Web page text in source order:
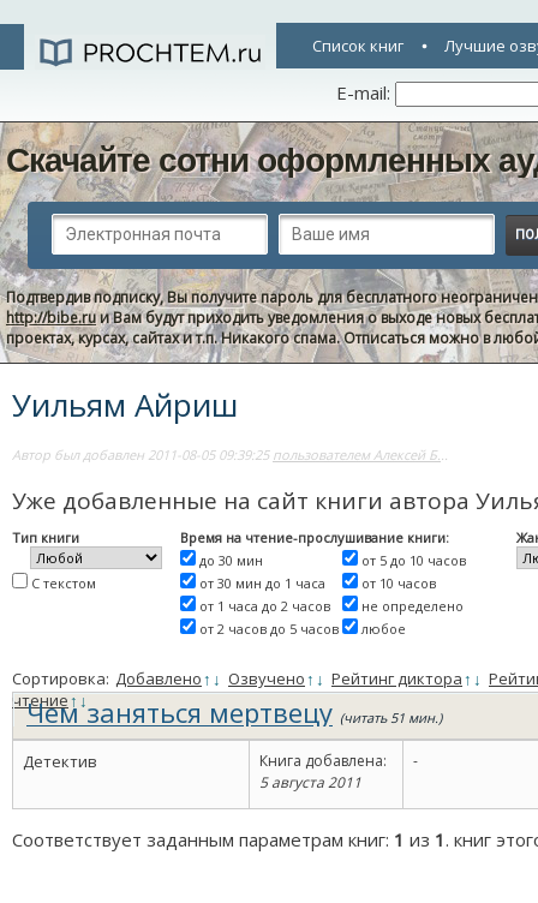
Список книг Лучшие
E-mail:
Скачайте сотни оформленных
Подтвердив подписку, Вы получите пароль для бесплатного
http://bibe.ruи Вам будут приходить уведомления о выходе новых
проектах, курсах, сайтах и т.п. Никакого спама. Отписаться можно в
Уильям Айриш
Автор был добавлен 2011-08-05 09:39:25 пользователем Алексей Б...
Уже добавленные на сайт книги автора
Тип книги
С текстом
Время на чтение-прослушивание книги:
до 30 мин
от 30 мин до 1 часа
от 1 часа до 2 часов
от 2 часов до 5 часов
от 5 до 10 часов
от 10 часов
не определено
любое
Сортировка: Добавлено↑ ↓ Озвучено↑ ↓ Рейтинг диктора↑ ↓
чтение↑↓
Чем заняться мертвецу (читать 51 мин.)
Детектив
Книга добавлена:
5 августа 2011
-
Соответствует заданным параметрам книг: 1 из 1. книг